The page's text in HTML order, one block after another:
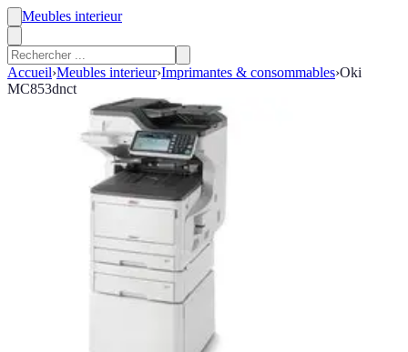
Meubles interieur
Accueil›Meubles interieur›Imprimantes & consommables›Oki
MC853dnct